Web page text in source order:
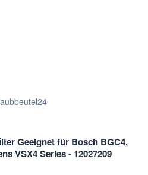
Geeignet für Bosch BGC4,
VSX4 Series - 12027209